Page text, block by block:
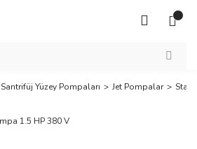
Santrifüj Yüzey Pompaları Jet Pompalar Star